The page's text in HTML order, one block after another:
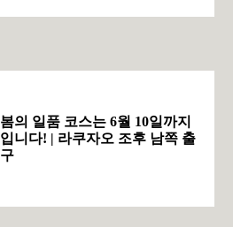
봄의 일품 코스는 6월 10일까지
입니다! | 라쿠자오 조후 남쪽 출
구